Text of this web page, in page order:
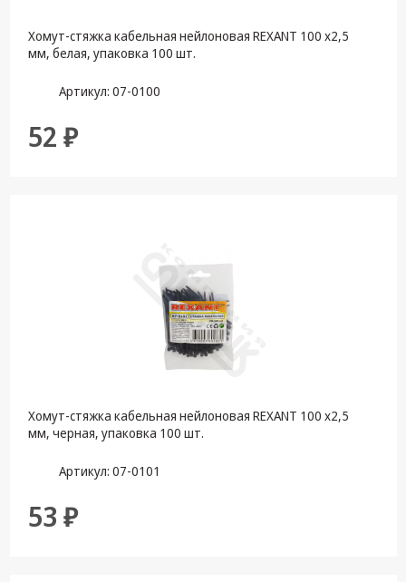
Хомут-стяжка кабельная нейлоновая REXANT 100 x2,5
мм, белая, упаковка 100 шт.
Артикул: 07-0100
52 ₽
Хомут-стяжка кабельная нейлоновая REXANT 100 x2,5
мм, черная, упаковка 100 шт.
Артикул: 07-0101
53 ₽